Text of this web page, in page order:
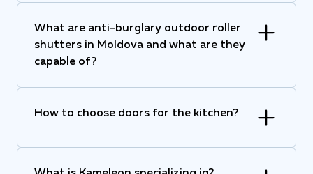
What are anti-burglary outdoor roller
shutters in Moldova and what are they
capable of?
How to choose doors for the kitchen?